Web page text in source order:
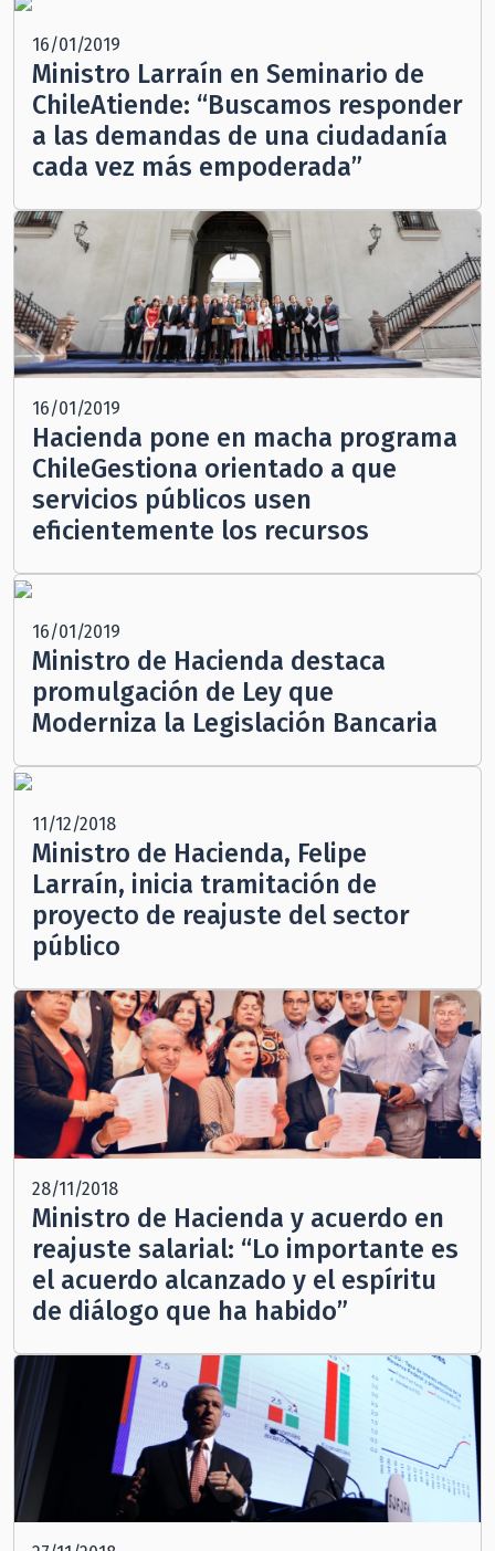
16/01/2019
Ministro Larraín en Seminario de
ChileAtiende: “Buscamos responder
a las demandas de una ciudadanía
cada vez más empoderada”
16/01/2019
Hacienda pone en macha programa
ChileGestiona orientado a que
servicios públicos usen
eficientemente los recursos
16/01/2019
Ministro de Hacienda destaca
promulgación de Ley que
Moderniza la Legislación Bancaria
11/12/2018
Ministro de Hacienda, Felipe
Larraín, inicia tramitación de
proyecto de reajuste del sector
público
28/11/2018
Ministro de Hacienda y acuerdo en
reajuste salarial: “Lo importante es
el acuerdo alcanzado y el espíritu
de diálogo que ha habido”